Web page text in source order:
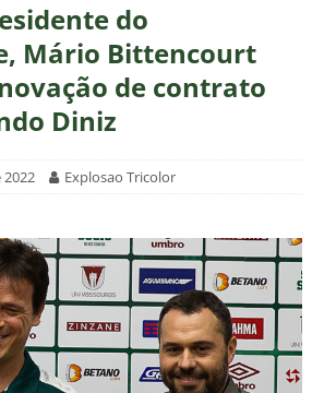
do
Mário Bittencourt
de contrato
Diniz
Explosao Tricolor